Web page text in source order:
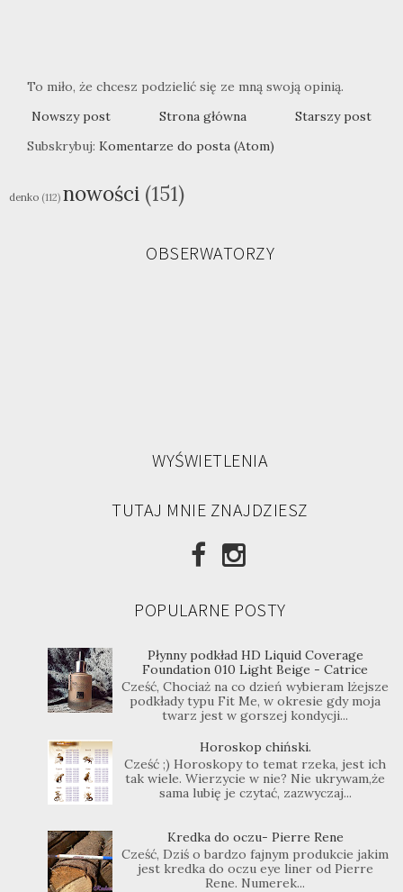
To miło, że chcesz podzielić się ze mną swoją opinią.
Nowszy post
Starszy post
Strona główna
Subskrybuj: Komentarze do posta (Atom)
denko (112) nowości (151)
OBSERWATORZY
WYŚWIETLENIA
TUTAJ MNIE ZNAJDZIESZ
POPULARNE POSTY
Płynny podkład HD Liquid Coverage
Foundation 010 Light Beige - Catrice
Cześć, Chociaż na co dzień wybieram lżejsze
podkłady typu Fit Me, w okresie gdy moja
twarz jest w gorszej kondycji...
Horoskop chiński.
Cześć ;) Horoskopy to temat rzeka, jest ich
tak wiele. Wierzycie w nie? Nie ukrywam,że
sama lubię je czytać, zazwyczaj...
Kredka do oczu- Pierre Rene
Cześć, Dziś o bardzo fajnym produkcie jakim
jest kredka do oczu eye liner od Pierre
Rene. Numerek...